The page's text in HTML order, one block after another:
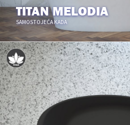
TITAN MELODIA
SAMOSTOJEĆA KADA